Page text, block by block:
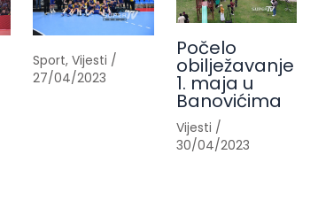
Sport,Vijesti /
27/04/2023
Počelo
obilježavanje
1. maja u
Banovićima
Vijesti /
30/04/2023